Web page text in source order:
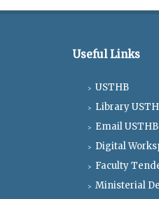
Useful Links
USTHB
Library
Email USTHB
Digital
Faculty
Ministerial